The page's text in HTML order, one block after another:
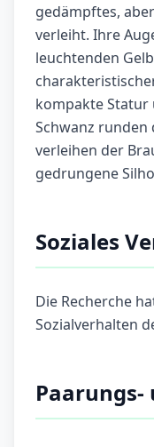
gedämpftes,
verleiht. Ihre
leuchtenden
kompakte
Schwanz runden
verleihen der
gedrungene
Soziales
Die Recherche
Sozialverhalten